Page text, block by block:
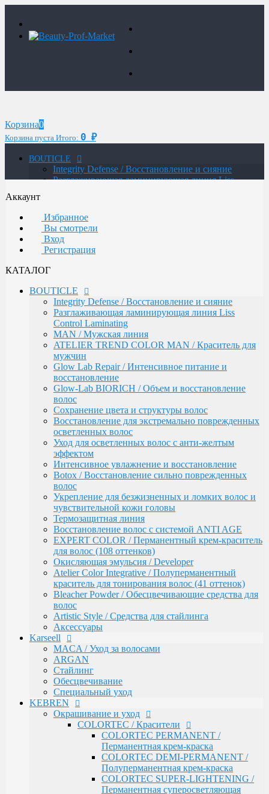
Корзина0
Корзина пуста Итого: 0 ₽
BOUTICLE
Integrity Defense / Восстановление и сияние
Разглаживающая ламинирующая линия Liss
ATELIER TREND COLOR MAN / Краситель для
мужчин
Glow Lab Repair / Интенсивное питание и
восстановление
Glow-Lab BIORICH / Объем и восстановление
Восстановление для экстремально поврежденных
осветленных волос
Уход для осветленных волос с анти-желтым
эффектом
Интенсивное увлажнение и восстановление
Botox / Восстановление сильно поврежденных
волос
Укрепление для безжизненных и ломких волос и
чувствительной кожи головы
Термозащитная линия
Воcстановление волос с системой ANTI AGE
EXPERT COLOR / Перманентный крем-краситель
для волос (108 оттенков)
Окисляющая эмульсия / Developer
Atelier Color Integrative / Полуперманентный
краситель для тонирования волос (41 оттенок)
Bleacher Powder / Обесцвечивающие средства для
волос
Artistic Style / Средства для стайлинга
Аксессуары
Karseell
MACA / Уход за волосами
ARGAN
Стайлинг
Обесцвечивание
Специальный уход
KEBREN
Окрашивание и уход
COLORTEC / Красители
COLORTEC PERMANENT /
Перманентная крем-краска
COLORTEC DEMI-PERMANENT /
COLORTEC SUPER-LIGHTENING /
Перманентная суперосветляющая
COLORTEC / Крем-окислитель
BLOND FOUNDATION / Обесцвечивающий
порошок
EXPERT LINE / Уход
RE:SHAPE / Стайлинг
INCREDIBLE VOLUME / Для объема волос
TOTAL REPAIR / Для восстановления волос
HYDRA THERAPY / Для увлажнения волос
SAVE COLOR / Для окрашенных волос
CURL MAKER / Химическая завивка
Аккаунт
Избранное
Вы смотрели
Вход
Регистрация
КАТАЛОГ
BOUTICLE
Integrity Defense / Восстановление и сияние
Разглаживающая ламинирующая линия Liss
Control Laminating
MAN / Мужская линия
ATELIER TREND COLOR MAN / Краситель для
мужчин
Glow Lab Repair / Интенсивное питание и
восстановление
Glow-Lab BIORICH / Объем и восстановление
волос
Сохранение цвета и структуры волос
Восстановление для экстремально поврежденных
осветленных волос
Уход для осветленных волос с анти-желтым
эффектом
Интенсивное увлажнение и восстановление
Botox / Восстановление сильно поврежденных
волос
Укрепление для безжизненных и ломких волос и
чувствительной кожи головы
Термозащитная линия
Воcстановление волос с системой ANTI AGE
EXPERT COLOR / Перманентный крем-краситель
для волос (108 оттенков)
Окисляющая эмульсия / Developer
Atelier Color Integrative / Полуперманентный
краситель для тонирования волос (41 оттенок)
Bleacher Powder / Обесцвечивающие средства для
волос
Artistic Style / Средства для стайлинга
Аксессуары
Karseell
MACA / Уход за волосами
ARGAN
Стайлинг
Обесцвечивание
Специальный уход
KEBREN
Окрашивание и уход
COLORTEC / Красители
COLORTEC PERMANENT /
Перманентная крем-краска
COLORTEC DEMI-PERMANENT /
Полуперманентная крем-краска
COLORTEC SUPER-LIGHTENING /
Перманентная суперосветляющая